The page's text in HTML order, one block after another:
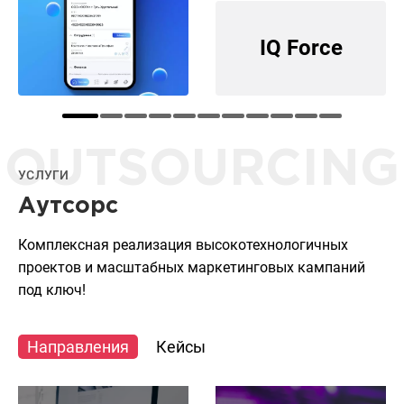
IQ Force
OUTSOURCING
УСЛУГИ
Аутсорс
Комплексная реализация высокотехнологичных
проектов и масштабных маркетинговых кампаний
под ключ!
Направления Кейсы